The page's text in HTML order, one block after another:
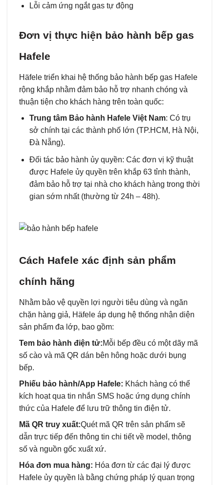
Lỗi cảm ứng ngắt gas tự động
Đơn vị thực hiện bảo hành bếp gas
Hafele
Häfele triển khai hệ thống bảo hành bếp gas Hafele
rộng khắp nhằm đảm bảo hỗ trợ nhanh chóng và
thuận tiện cho khách hàng trên toàn quốc:
Trung tâm Bảo hành Hafele Việt Nam: Có trụ
sở chính tại các thành phố lớn (TP.HCM, Hà Nội,
Đà Nẵng).
Đối tác bảo hành ủy quyền: Các đơn vị kỹ thuật
được Hafele ủy quyền trên khắp 63 tỉnh thành,
đảm bảo hỗ trợ tại nhà cho khách hàng trong thời
gian sớm nhất (thường từ 24h – 48h).
Cách Hafele xác định sản phẩm
chính hãng
Nhằm bảo vệ quyền lợi người tiêu dùng và ngăn
chặn hàng giả, Häfele áp dụng hệ thống nhận diện
sản phẩm đa lớp, bao gồm:
Tem bảo hành điện tử:Mỗi bếp đều có một dãy mã
số cào và mã QR dán bên hông hoặc dưới bụng
bếp.
Phiếu bảo hành/App Hafele: Khách hàng có thể
kích hoạt qua tin nhắn SMS hoặc ứng dụng chính
thức của Hafele để lưu trữ thông tin điện tử.
Mã QR truy xuất:Quét mã QR trên sản phẩm sẽ
dẫn trực tiếp đến thông tin chi tiết về model, thông
số và nguồn gốc xuất xứ.
Hóa đơn mua hàng: Hóa đơn từ các đại lý được
Hafele ủy quyền là bằng chứng pháp lý quan trọng